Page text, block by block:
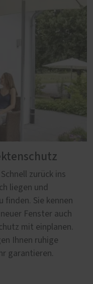
zurück ins
liegen und
finden. Sie kennen
Fenster auch
mit einplanen.
Ihnen ruhige
garantieren.